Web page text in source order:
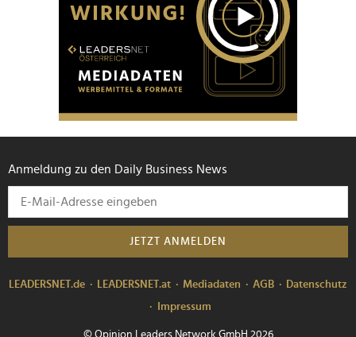
Anmeldung zu den Daily Business News
JETZT ANMELDEN
LEADERSNET.de LEADERSNET.at Mediadaten AGB
Datenschutz
Impressum